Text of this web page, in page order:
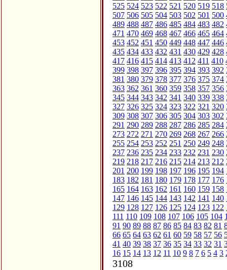
525 524 523 522 521 520 519 518
507 506 505 504 503 502 501 500
489 488 487 486 485 484 483 482
471 470 469 468 467 466 465 464
453 452 451 450 449 448 447 446
435 434 433 432 431 430 429 428
417 416 415 414 413 412 411 410
399 398 397 396 395 394 393 392
381 380 379 378 377 376 375 374
363 362 361 360 359 358 357 356
345 344 343 342 341 340 339 338
327 326 325 324 323 322 321 320
309 308 307 306 305 304 303 302
291 290 289 288 287 286 285 284
273 272 271 270 269 268 267 266
255 254 253 252 251 250 249 248
237 236 235 234 233 232 231 230
219 218 217 216 215 214 213 212
201 200 199 198 197 196 195 194
183 182 181 180 179 178 177 176
165 164 163 162 161 160 159 158
147 146 145 144 143 142 141 140
129 128 127 126 125 124 123 122
111 110 109 108 107 106 105 104
91 90 89 88 87 86 85 84 83 82 81
66 65 64 63 62 61 60 59 58 57 56
41 40 39 38 37 36 35 34 33 32 31
16 15 14 13 12 11 10 9 8 7 6 5 4 3
3108